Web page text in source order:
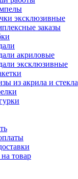
эксклюзивные
заказы
акриловые
эксклюзивные
из акрила и стекла
товар